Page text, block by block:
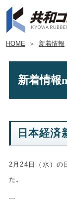
HOME ＞ 新着情報
新着情報
日本経済
2月24日（水）の
た。